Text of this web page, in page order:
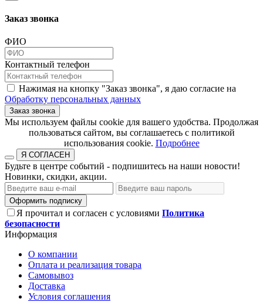
Заказ звонка
ФИО
Контактный телефон
Нажимая на кнопку "Заказ звонка", я даю согласие на
Обработку персональных данных
Заказ звонка
​​​​​​​Мы используем файлы cookie для вашего удобства. Продолжая
пользоваться сайтом, вы соглашаетесь с политикой
использования cookie.​​​​​​​ Подробнее
Я СОГЛАСЕН
Будьте в центре событий - подпишитесь на наши новости!
Новинки, скидки, акции.
Оформить подписку
Я прочитал и согласен с условиями Политика
безопасности
Информация
О компании
Оплата и реализация товара
Самовывоз
Доставка
Условия соглашения